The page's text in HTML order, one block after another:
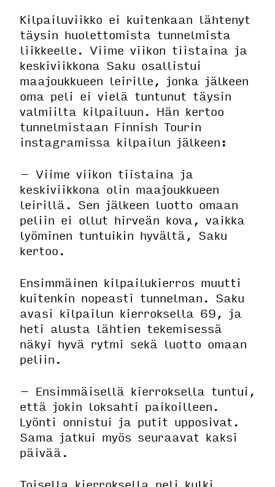
Kilpailuviikko ei kuitenkaan lähtenyt
täysin huolettomista tunnelmista
liikkeelle. Viime viikon tiistaina ja
keskiviikkona Saku osallistui
maajoukkueen leirille, jonka jälkeen
oma peli ei vielä tuntunut täysin
valmiilta kilpailuun. Hän kertoo
tunnelmistaan Finnish Tourin
instagramissa kilpailun jälkeen:
– Viime viikon tiistaina ja
keskiviikkona olin maajoukkueen
leirillä. Sen jälkeen luotto omaan
peliin ei ollut hirveän kova, vaikka
lyöminen tuntuikin hyvältä, Saku
kertoo.
Ensimmäinen kilpailukierros muutti
kuitenkin nopeasti tunnelman. Saku
avasi kilpailun kierroksella 69, ja
heti alusta lähtien tekemisessä
näkyi hyvä rytmi sekä luotto omaan
peliin.
– Ensimmäisellä kierroksella tuntui,
että jokin loksahti paikoilleen.
Lyönti onnistui ja putit upposivat.
Sama jatkui myös seuraavat kaksi
päivää.